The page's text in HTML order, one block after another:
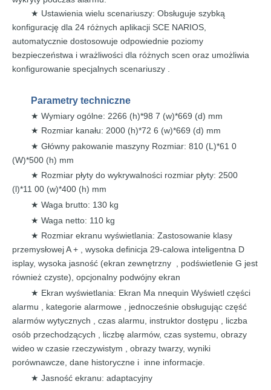
★ Ustawienia wielu scenariuszy: Obsługuje szybką
konfigurację dla 24 różnych aplikacji SCE NARIOS,
automatycznie dostosowuje odpowiednie poziomy
bezpieczeństwa i wrażliwości dla różnych scen oraz umożliwia
konfigurowanie specjalnych scenariuszy
Parametry techniczne
★ Wymiary ogólne: 2266 (h)*98 7 (w)*669 (d) mm
★ Rozmiar kanału: 2000 (h)*72 6 (w)*669 (d) mm
★ Główny pakowanie maszyny Rozmiar: 810 (L)*61 0
(W)*500 (h) mm
★ Rozmiar płyty do wykrywalności rozmiar płyty: 2500
(l)*11 00 (w)*400 (h) mm
★ Waga brutto: 130 kg
★ Waga netto: 110 kg
★ Rozmiar ekranu wyświetlania: Zastosowanie klasy
przemysłowej A+ , wysoka definicja 29-calowa inteligentna D
isplay, wysoka jasność (ekran zewnętrzny , podświetlenie G jest
również czyste), opcjonalny podwójny ekran
★ Ekran wyświetlania: Ekran Ma nnequin Wyświetl części
alarmu , kategorie alarmowe
, jednocześnie obsługując część
alarmów wytycznych
czas alarmu, instruktor dostępu
, liczba
osób przechodzących , liczbę alarmów, czas systemu, obrazy
wideo w czasie rzeczywistym , obrazy twarzy, wyniki
porównawcze, dane historyczne i inne informacje.
★ Jasność ekranu: adaptacyjny